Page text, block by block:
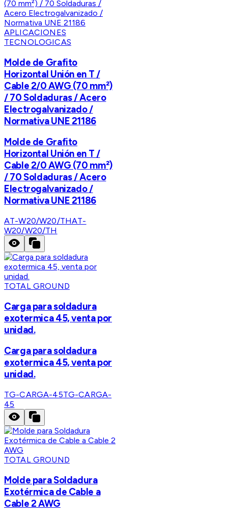
APLICACIONES
TECNOLOGICAS
Molde de Grafito
Horizontal Unión en T /
Cable 2/0 AWG (70 mm²)
/ 70 Soldaduras / Acero
Electrogalvanizado /
Normativa UNE 21186
Molde de Grafito
Horizontal Unión en T /
Cable 2/0 AWG (70 mm²)
/ 70 Soldaduras / Acero
Electrogalvanizado /
Normativa UNE 21186
AT-W20/W20/THAT-
W20/W20/TH
TOTAL GROUND
Carga para soldadura
exotermica 45, venta por
unidad.
Carga para soldadura
exotermica 45, venta por
unidad.
TG-CARGA-45TG-CARGA-
45
TOTAL GROUND
Molde para Soldadura
Exotérmica de Cable a
Cable 2 AWG